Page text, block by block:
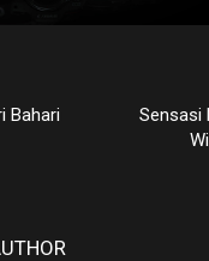
Bahari
Sensasi